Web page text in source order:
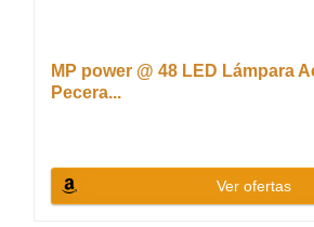
MP power @ 48 LED Lámpara
Pecera...
Ver ofertas